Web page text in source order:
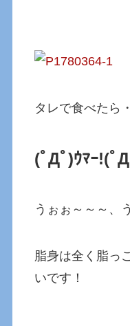
タレで食べたら
(ﾟДﾟ)ｳﾏｰ!(ﾟ
うぉぉ～～～、
脂身は全く脂っ
いです！